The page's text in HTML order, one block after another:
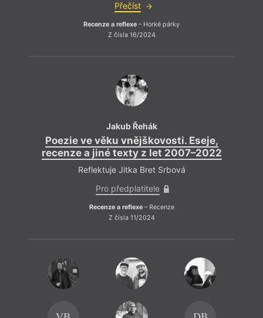
Přečíst
Recenze a reflexe – Horké párky
Z čísla 16/2024
Jakub Řehák
Poezie ve věku vnějškovosti. Eseje,
recenze a jiné texty z let 2007–2022
Reflektuje Jitka Bret Srbová
Pro předplatitele
Recenze a reflexe– Recenze
Z čísla 11/2024